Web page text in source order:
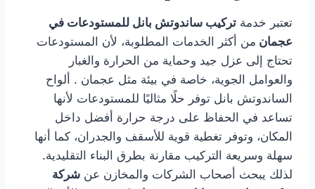
تعتبر خدمة تركيب ساندوتش بانل للمستودعات في
عجمان من أكثر الخدمات المطلوبة، لأن المستودعات
تحتاج إلى عزل جيد وحماية من الحرارة والغبار
والعوامل الجوية، خاصة في بيئة مثل عجمان . ألواح
الساندوتش بانل توفر حلًا مثاليًا للمستودعات لأنها
تساعد في الحفاظ على درجة حرارة أفضل داخل
المكان، وتوفر تغطية قوية للأسقف والجدران، كما أنها
سهلة وسريعة التركيب مقارنة بطرق البناء التقليدية.
لذلك يبحث أصحاب الشركات والمخازن عن شركة